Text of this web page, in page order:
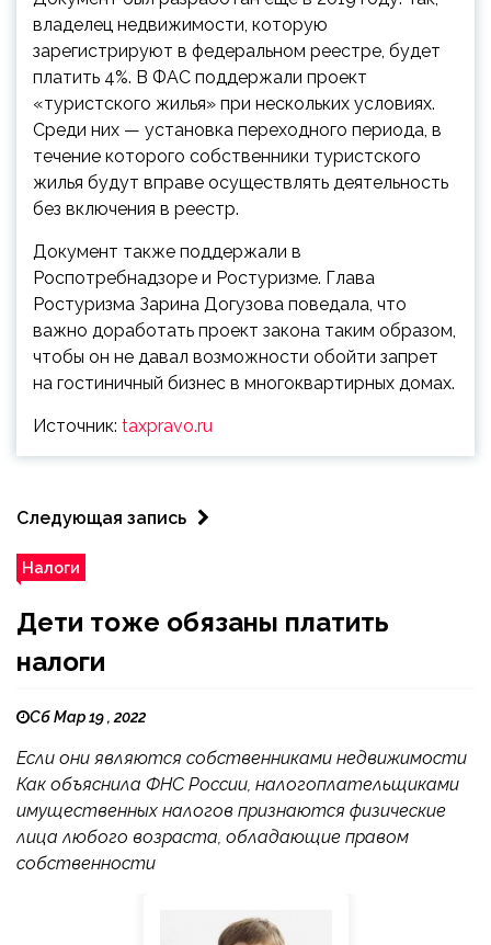
владелец недвижимости, которую
зарегистрируют в федеральном реестре, будет
платить 4%. В ФАС поддержали проект
«туристского жилья» при нескольких условиях.
Среди них — установка переходного периода, в
течение которого собственники туристского
жилья будут вправе осуществлять деятельность
без включения в реестр.
Документ также поддержали в
Роспотребнадзоре и Ростуризме. Глава
Ростуризма Зарина Догузова поведала, что
важно доработать проект закона таким образом,
чтобы он не давал возможности обойти запрет
на гостиничный бизнес в многоквартирных домах.
Источник: taxpravo.ru
Следующая запись
Налоги
Дети тоже обязаны платить
налоги
Сб Мар 19 , 2022
Если они являются собственниками недвижимости
Как объяснила ФНС России, налогоплательщиками
имущественных налогов признаются физические
лица любого возраста, обладающие правом
собственности